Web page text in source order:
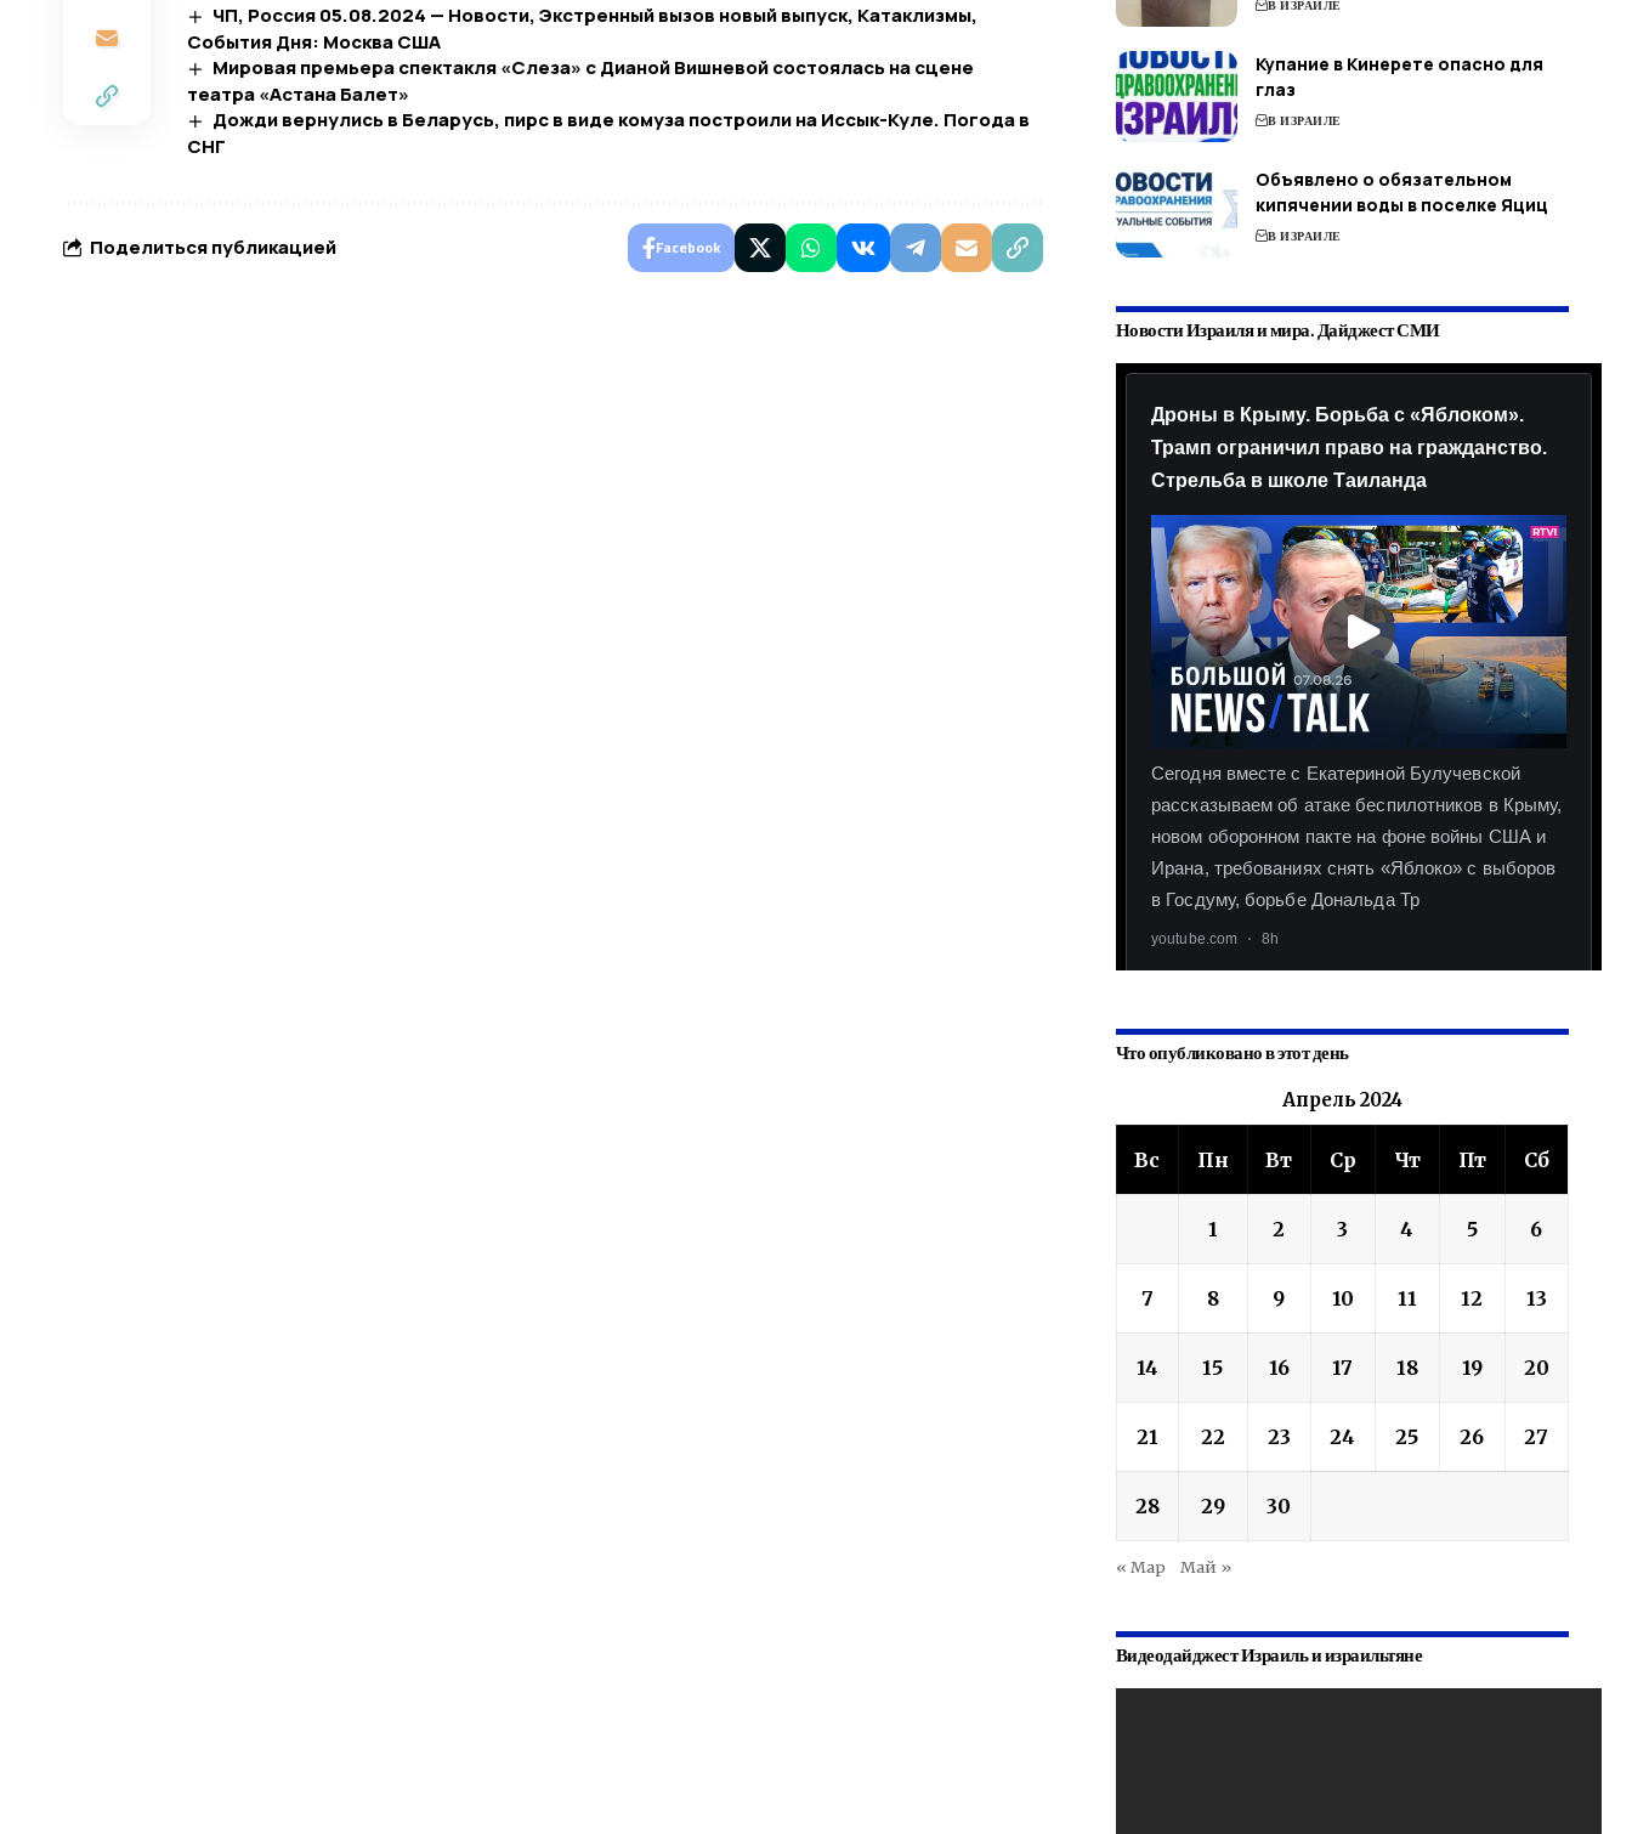
ЧП, Россия 05.08.2024 — Новости, Экстренный вызов новый выпуск, Катаклизмы,
События Дня: Москва США
Мировая премьера спектакля «Слеза» с Дианой Вишневой состоялась на сцене
театра «Астана Балет»
Дожди вернулись в Беларусь, пирс в виде комуза построили на Иссык-Куле. Погода в
СНГ
Поделиться публикацией Facebook
В ИЗРАИЛЕ
Купание в Кинерете опасно для
глаз
В ИЗРАИЛЕ
Объявлено о обязательном
кипячении воды в поселке Яциц
В ИЗРАИЛЕ
Новости Израиля и мира. Дайджест СМИ
Что опубликовано в этот день
Апрель 2024
Вс Пн Вт Ср Чт Пт Сб
1 2 3 4 5 6
7 8 9 10 11 12 13
14 15 16 17 18 19 20
21 22 23 24 25 26 27
28 29 30
« Мар Май »
Видеодайджест Израиль и израильтяне